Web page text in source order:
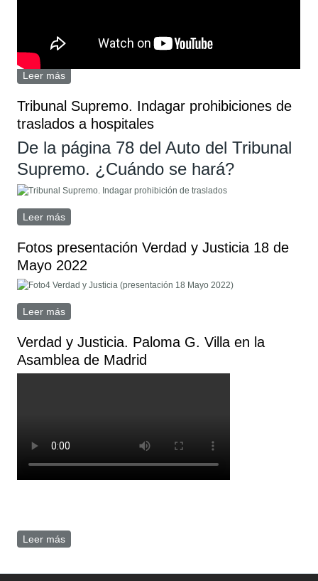
Leer más
Tribunal Supremo. Indagar prohibiciones de
traslados a hospitales
De la página 78 del Auto del Tribunal
Supremo. ¿Cuándo se hará?
Leer más
Fotos presentación Verdad y Justicia 18 de
Mayo 2022
Leer más
Verdad y Justicia. Paloma G. Villa en la
Asamblea de Madrid
Leer más